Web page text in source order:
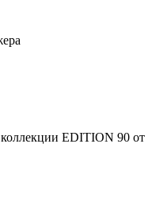
коллекции EDITION 90 от